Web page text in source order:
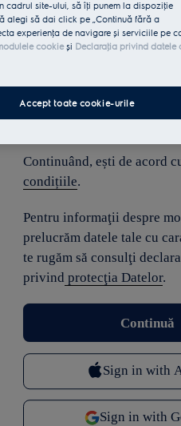
Introdu e-
Continuând, ești de acord
condițiile.
Pentru informaţii despre
prelucrăm datele tale cu
te rugăm să consulţi
privind protecţia Datelor.
cadrul site-ului, să îţi punem la dispoziţie
alegi să dai click pe „Continuă fără a
experienţa de navigare și serviciile pe
cookieși Declaraţia privind datele
Accept toate cookie-urile